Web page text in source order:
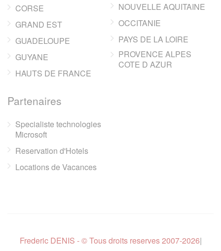
CORSE
GRAND EST
GUADELOUPE
GUYANE
HAUTS DE FRANCE
NOUVELLE AQUITAINE
OCCITANIE
PAYS DE LA LOIRE
PROVENCE ALPES
COTE D AZUR
Partenaires
Specialiste technologies
Microsoft
Reservation d'Hotels
Locations de Vacances
Frederic DENIS - © Tous droits reserves 2007-2026|